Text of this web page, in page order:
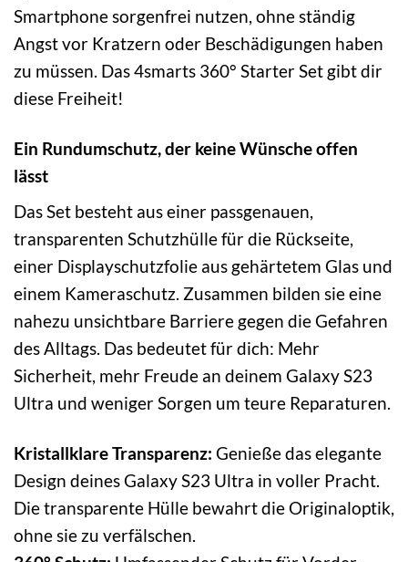
Smartphone sorgenfrei nutzen, ohne ständig
Angst vor Kratzern oder Beschädigungen haben
zu müssen. Das 4smarts 360° Starter Set gibt dir
diese Freiheit!
Ein Rundumschutz, der keine Wünsche offen
lässt
Das Set besteht aus einer passgenauen,
transparenten Schutzhülle für die Rückseite,
einer Displayschutzfolie aus gehärtetem Glas und
einem Kameraschutz. Zusammen bilden sie eine
nahezu unsichtbare Barriere gegen die Gefahren
des Alltags. Das bedeutet für dich: Mehr
Sicherheit, mehr Freude an deinem Galaxy S23
Ultra und weniger Sorgen um teure Reparaturen.
Kristallklare Transparenz: Genieße das elegante
Design deines Galaxy S23 Ultra in voller Pracht.
Die transparente Hülle bewahrt die Originaloptik,
ohne sie zu verfälschen.